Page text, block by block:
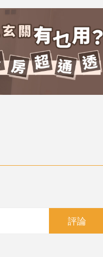
評論